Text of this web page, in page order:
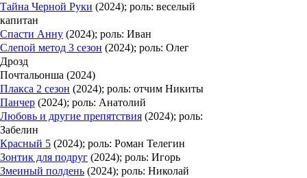
Тайна Черной Руки (2024); роль: веселый
капитан
Спасти Анну (2024); роль: Иван
Слепой метод 3 сезон (2024); роль: Олег
Дрозд
Почтальонша (2024)
Плакса 2 сезон (2024); роль: отчим Никиты
Панчер (2024); роль: Анатолий
Любовь и другие препятствия (2024); роль:
Забелин
Красный 5 (2024); роль: Роман Телегин
Зонтик для подруг (2024); роль: Игорь
Змеиный полдень (2024); роль: Николай